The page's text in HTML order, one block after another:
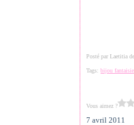
Posté par Laetitia
Tags:bijou fantaisie
Vous aimez ?
7 avril 2011